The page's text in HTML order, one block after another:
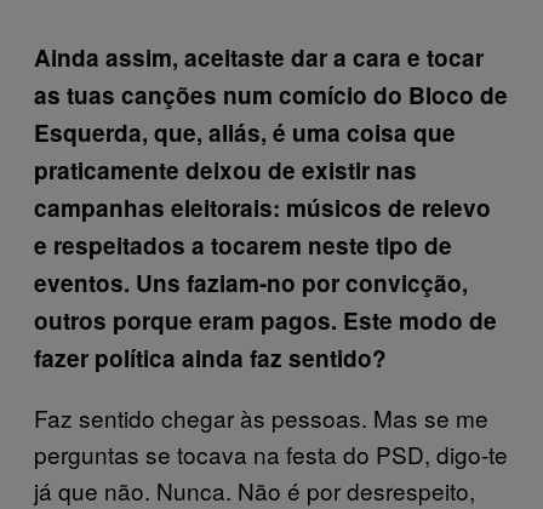
Ainda assim, aceitaste dar a cara e tocar
as tuas canções num comício do Bloco de
Esquerda, que, aliás, é uma coisa que
praticamente deixou de existir nas
campanhas eleitorais: músicos de relevo
e respeitados a tocarem neste tipo de
eventos. Uns faziam-no por convicção,
outros porque eram pagos. Este modo de
fazer política ainda faz sentido?
Faz sentido chegar às pessoas. Mas se me
perguntas se tocava na festa do PSD, digo-te
já que não. Nunca. Não é por desrespeito,